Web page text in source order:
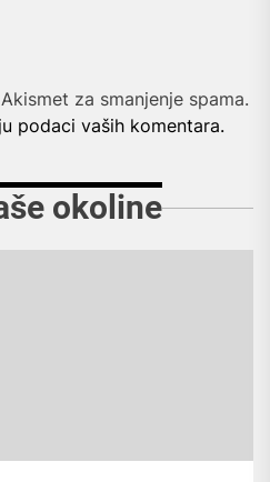
za smanjenje spama.
podaci vaših komentara.
okoline